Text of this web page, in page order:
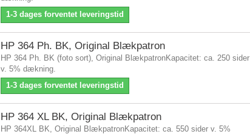
1-3 dages forventet leveringstid
HP 364 Ph. BK, Original Blækpatron
HP 364 Ph. BK (foto sort), Original BlækpatronKapacitet: ca. 250 sider
v. 5% dækning.
1-3 dages forventet leveringstid
HP 364 XL BK, Original Blækpatron
HP 364XL BK, Original BlækpatronKapacitet: ca. 550 sider v. 5%